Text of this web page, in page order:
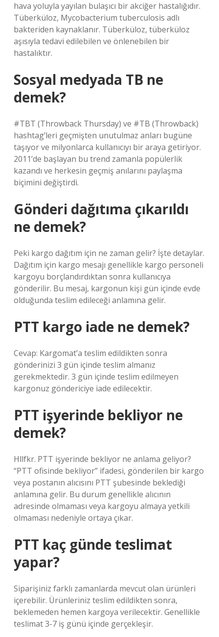
hava yoluyla yayılan bulaşıcı bir akciğer hastalığıdır.
Tüberküloz, Mycobacterium tuberculosis adlı
bakteriden kaynaklanır. Tüberküloz, tüberküloz
aşısıyla tedavi edilebilen ve önlenebilen bir
hastalıktır.
Sosyal medyada TB ne
demek?
#TBT (Throwback Thursday) ve #TB (Throwback)
hashtag’leri geçmişten unutulmaz anları bugüne
taşıyor ve milyonlarca kullanıcıyı bir araya getiriyor.
2011’de başlayan bu trend zamanla popülerlik
kazandı ve herkesin geçmiş anılarını paylaşma
biçimini değiştirdi.
Gönderi dağıtıma çıkarıldı
ne demek?
Peki kargo dağıtım için ne zaman gelir? İşte detaylar.
Dağıtım için kargo mesajı genellikle kargo personeli
kargoyu borçlandırdıktan sonra kullanıcıya
gönderilir. Bu mesaj, kargonun kişi gün içinde evde
olduğunda teslim edileceği anlamına gelir.
PTT kargo iade ne demek?
Cevap: Kargomat’a teslim edildikten sonra
gönderinizi 3 gün içinde teslim almanız
gerekmektedir. 3 gün içinde teslim edilmeyen
kargonuz göndericiye iade edilecektir.
PTT işyerinde bekliyor ne
demek?
Hllfkr. PTT işyerinde bekliyor ne anlama geliyor?
“PTT ofisinde bekliyor” ifadesi, gönderilen bir kargo
veya postanın alıcısını PTT şubesinde beklediği
anlamına gelir. Bu durum genellikle alıcının
adresinde olmaması veya kargoyu almaya yetkili
olmaması nedeniyle ortaya çıkar.
PTT kaç günde teslimat
yapar?
Siparişiniz farklı zamanlarda mevcut olan ürünleri
içerebilir. Ürünleriniz teslim edildikten sonra,
beklemeden hemen kargoya verilecektir. Genellikle
teslimat 3-7 iş günü içinde gerçekleşir.